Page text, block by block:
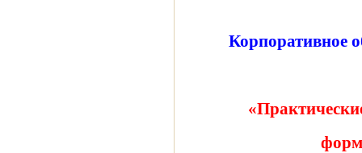
Корпоративное